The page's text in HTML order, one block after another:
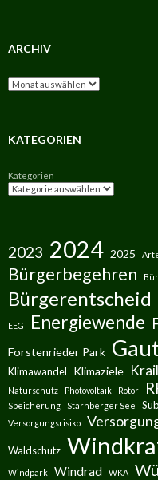
ARCHIV
Archiv
KATEGORIEN
Kategorien
2023 2024 2025
Bürgerbegehren
Bürgerentscheid
EEG Energiewende
Forstenrieder Park
Klimawandel Klimaziele
Naturschutz
Photovoltaik Rotor
Speicherung Starnberger See
Versorgungsrisiko
Waldschutz
Windpark Windrad WKA